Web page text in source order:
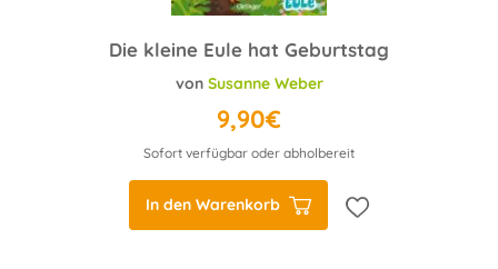
Die kleine Eule hat Geburtstag
von Susanne Weber
9,90€
Sofort verfügbar oder abholbereit
In den Warenkorb